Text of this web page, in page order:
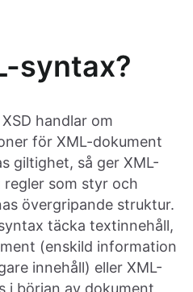
syntax?
handlar om
för XML-dokument
giltighet, så ger XML-
som styr och
övergripande struktur.
täcka textinnehåll,
(enskild information
innehåll) eller XML-
i början av dokument